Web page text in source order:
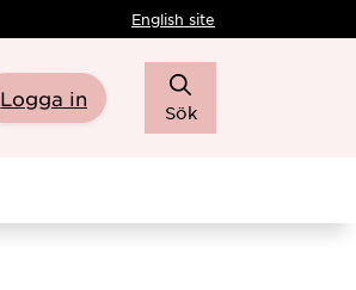
English site
Logga in
Sök